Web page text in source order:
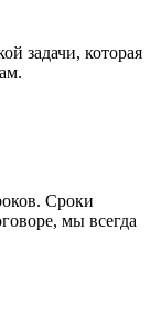
задачи, которая
Сроки
мы всегда